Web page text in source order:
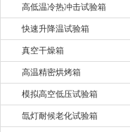
高低温冷热冲击试验箱
快速升降温试验箱
真空干燥箱
高温精密烘烤箱
模拟高空低压试验箱
氙灯耐候老化试验箱